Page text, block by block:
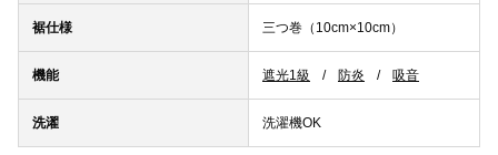
裾仕様 三つ巻（10cm×10cm）
機能 遮光1級 防炎 吸音
洗濯 洗濯機OK